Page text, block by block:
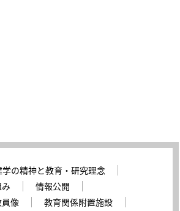
学の精神と教育・研究理念
情報公開
像
教育関係附置施設